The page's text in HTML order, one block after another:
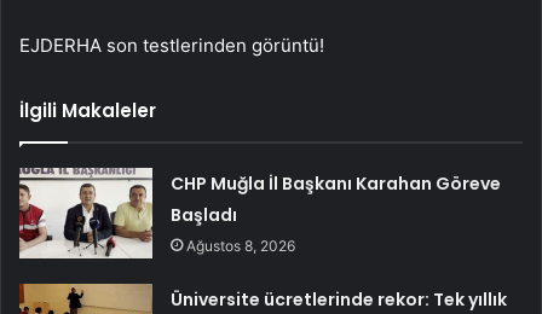
EJDERHA son testlerinden görüntü!
İlgili Makaleler
CHP Muğla İl Başkanı Karahan Göreve
Başladı
Ağustos 8, 2026
Üniversite ücretlerinde rekor: Tek yıllık